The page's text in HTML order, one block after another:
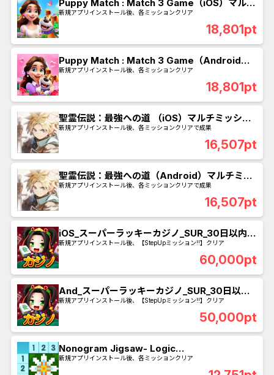
Puppy Match : Match 3 Game（iOS）マルチ
ミッション
新規アプリインストール後、各ミッションクリア
18,801pt
Puppy Match : Match 3 Game（Android）
マルチミッション
新規アプリインストール後、各ミッションクリア
18,801pt
聖霊伝説：最強への道 （iOS）マルチミッショ
ン
新規アプリインストール後、各ミッションクリアで成果
16,507pt
聖霊伝説：最強への道（Android）マルチミッ
ション
新規アプリインストール後、各ミッションクリアで成果
16,507pt
iOS_スーパーラッキーカジノ_SUR_30日以内に
プレイヤーレベル500到達
新規アプリインストール後、【StepUpミッション!!】クリア
60,000pt
And_スーパーラッキーカジノ_SUR_30日以内
にプレイヤーレベル450到達
新規アプリインストール後、【StepUpミッション!!】クリア
50,000pt
Nonogram Jigsaw- Logic
Puzzle（Android）マルチミッション
新規アプリインストール後、各ミッションクリア